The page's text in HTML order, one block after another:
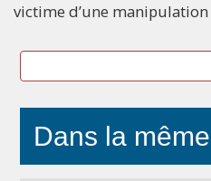
victime d’une
Dans la